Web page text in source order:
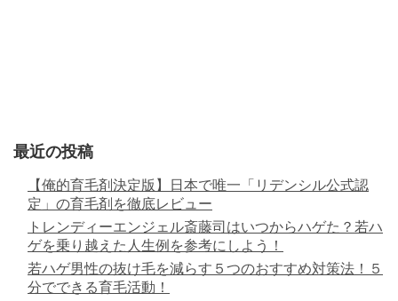
最近の投稿
【俺的育毛剤決定版】日本で唯一「リデンシル公式認
定」の育毛剤を徹底レビュー
トレンディーエンジェル斎藤司はいつからハゲた？若ハ
ゲを乗り越えた人生例を参考にしよう！
若ハゲ男性の抜け毛を減らす５つのおすすめ対策法！５
分でできる育毛活動！